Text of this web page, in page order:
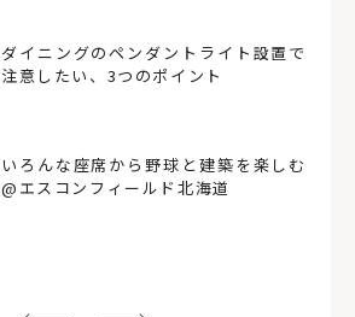
ダイニングのペンダントライト設置で
注意したい、3つのポイント
いろんな座席から野球と建築を楽しむ
@エスコンフィールド北海道